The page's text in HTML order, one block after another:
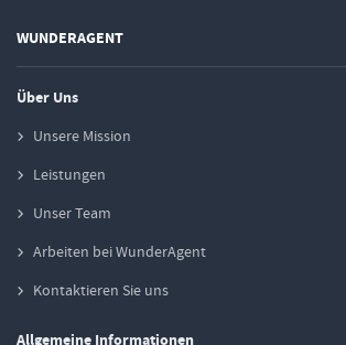
WUNDERAGENT
Über Uns
Unsere Mission
Leistungen
Unser Team
Arbeiten bei WunderAgent
Kontaktieren Sie uns
Allgemeine Informationen